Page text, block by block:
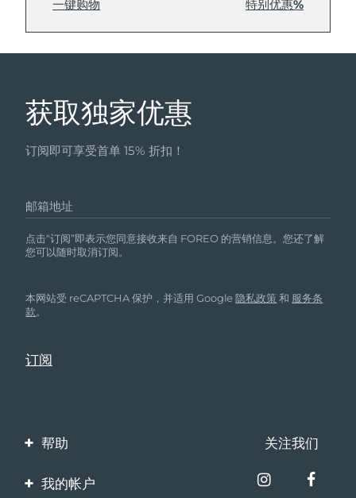
一键购物 特别优惠%
获取独家优惠
订阅即可享受首单 15% 折扣！
邮箱地址
点击“订阅”即表示您同意接收来自 FOREO 的营销信息。您还了解
您可以随时取消订阅。
本网站受 reCAPTCHA 保护，并适用 Google隐私政策 和 服务条
款。
帮助
联系我们
关注我们
我的帐户